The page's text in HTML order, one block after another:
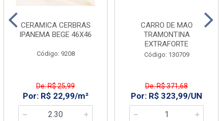
CERAMICA CERBRAS
IPANEMA BEGE 46X46
Código: 9208
De: R$ 25,99
Por: R$ 22,99/m²
CARRO DE MAO
TRAMONTINA
EXTRAFORTE
Código: 130709
De: R$ 371,68
Por: R$ 323,99/UN